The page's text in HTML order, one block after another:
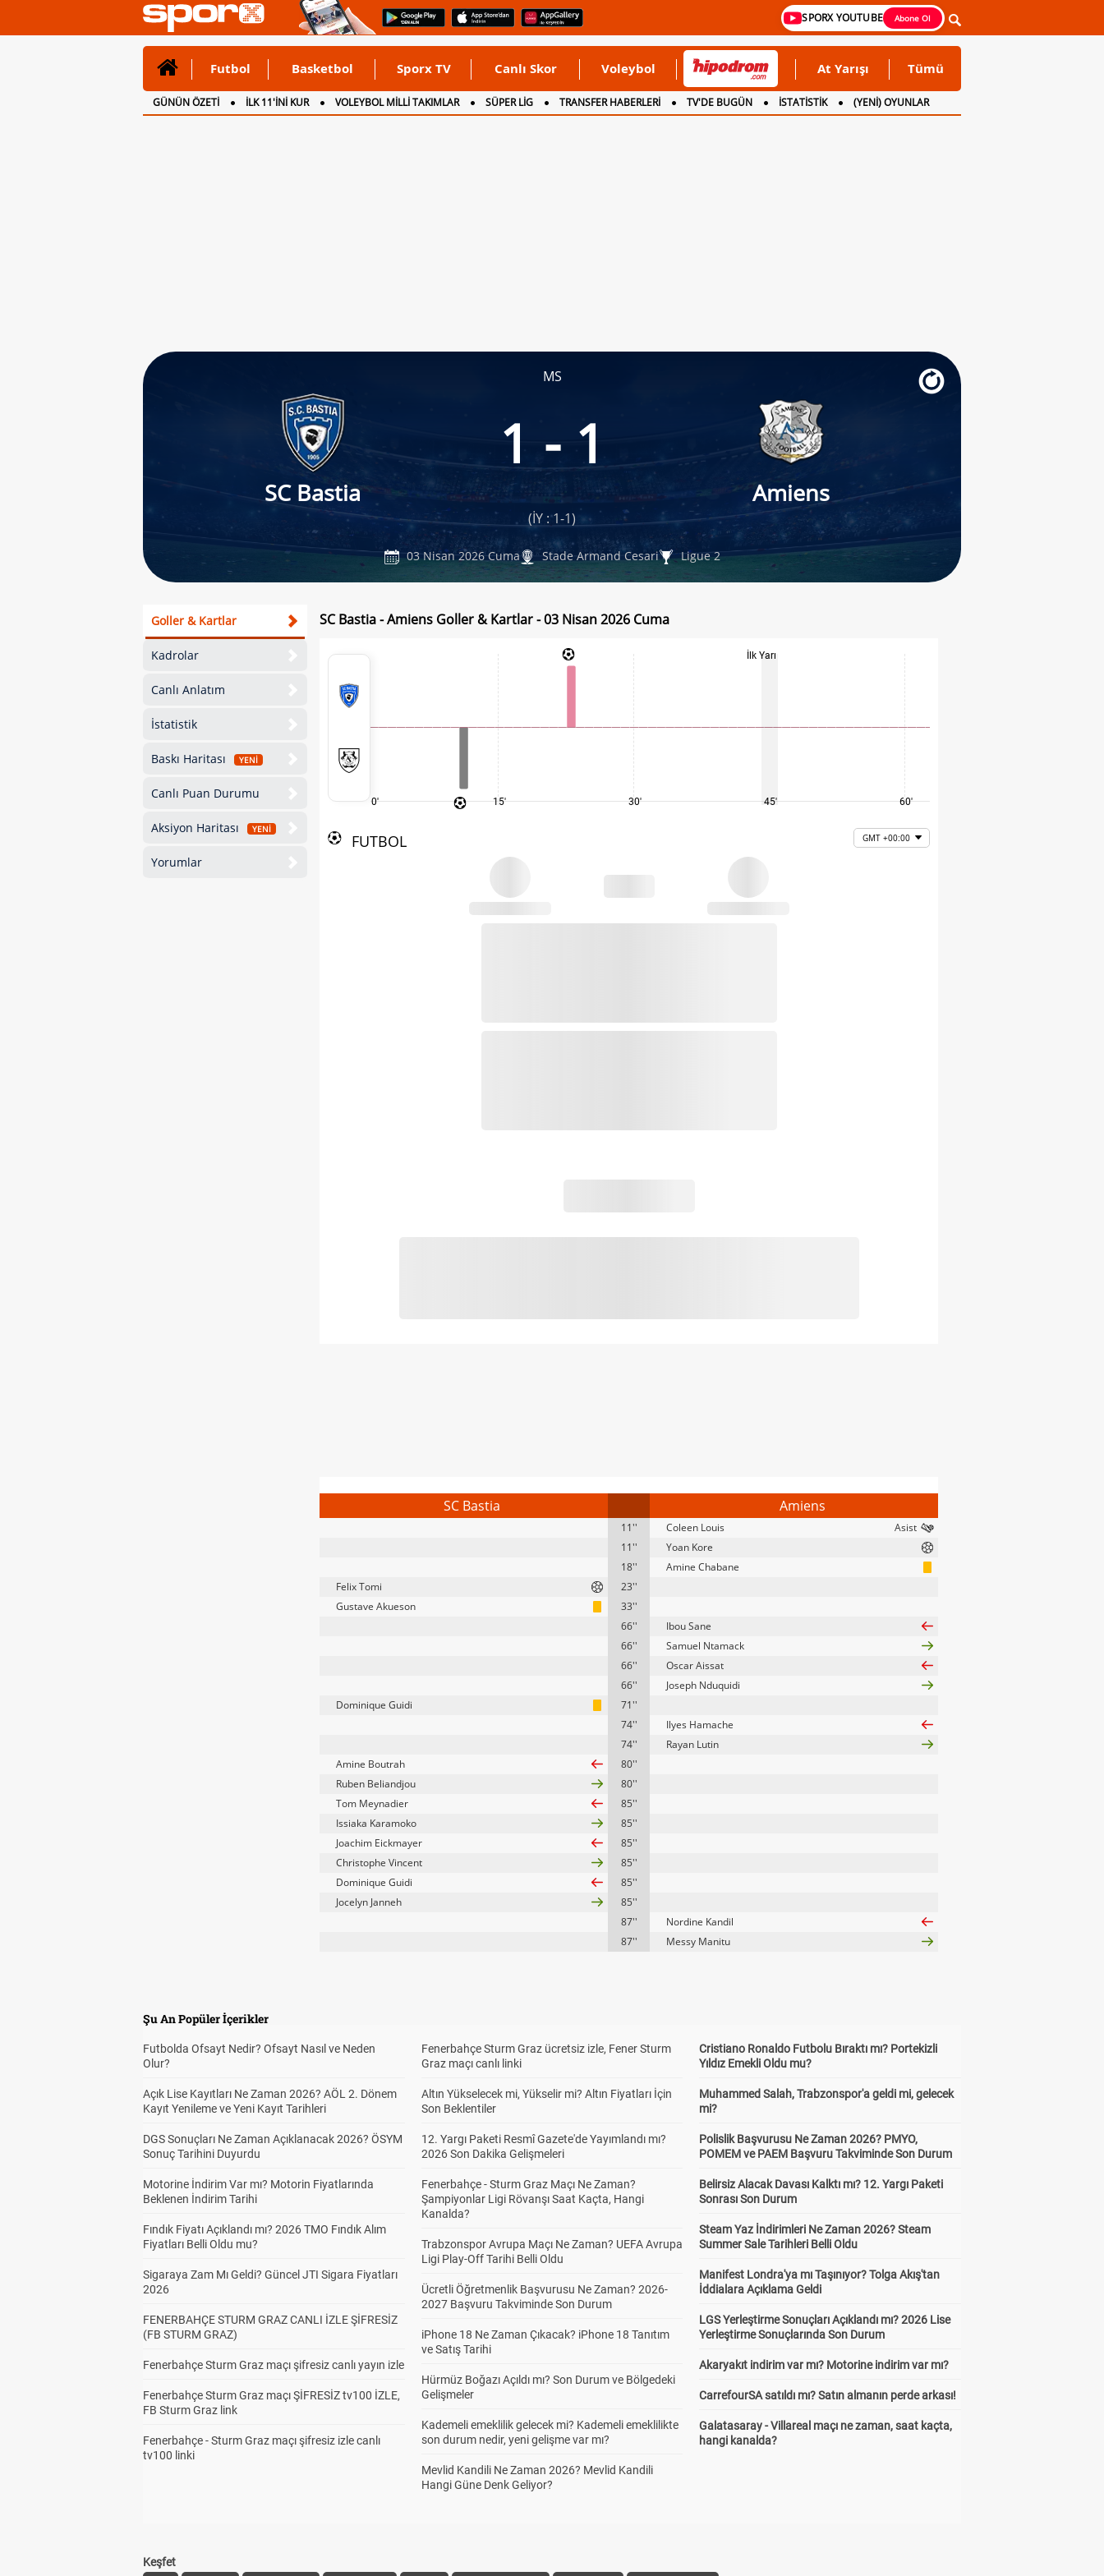
SPORX YOUTUBE Abone Ol
Futbol Basketbol Sporx TV Canlı Skor Voleybol At Yarışı Tümü
GÜNÜN ÖZETİ İLK 11'İNİ KUR VOLEYBOL MİLLİ TAKIMLAR SÜPER LİG TRANSFER HABERLERİ TV'DE BUGÜN İSTATİSTİK
(YENİ) OYUNLAR
CANLI ANLATIM
İNGİLTERE
MS
SC Bastia
1 - 1
Amiens
(İY : 1-1)
03 Nisan 2026 Cuma Stade Armand Cesari Ligue 2
Goller & Kartlar
Kadrolar
Canlı Anlatım
İstatistik
Baskı Haritası YENİ
Canlı Puan Durumu
Aksiyon Haritası YENİ
Yorumlar
SC Bastia - Amiens Goller & Kartlar - 03 Nisan 2026 Cuma
0' 15' 30'
İlk Yarı
45' 60'
FUTBOL GMT +00:00
SC Bastia Amiens
11''
Coleen Louis
11''
Yoan Kore
18''
Amine Chabane
Felix Tomi
23''
Gustave Akueson
33''
66''
Ibou Sane
66''
Samuel Ntamack
66''
Oscar Aissat
66''
Joseph Nduquidi
Dominique Guidi
71''
74''
Ilyes Hamache
74''
Rayan Lutin
Amine Boutrah
80''
Ruben Beliandjou
80''
Tom Meynadier
85''
Issiaka Karamoko
85''
Joachim Eickmayer
85''
Christophe Vincent
85''
Dominique Guidi
85''
Jocelyn Janneh
85''
87''
Nordine Kandil
87''
Messy Manitu
Şu An Popüler İçerikler
Futbolda Ofsayt Nedir? Ofsayt Nasıl ve Neden
Olur?
Açık Lise Kayıtları Ne Zaman 2026? AÖL 2. Dönem
Kayıt Yenileme ve Yeni Kayıt Tarihleri
DGS Sonuçları Ne Zaman Açıklanacak 2026? ÖSYM
Sonuç Tarihini Duyurdu
Motorine İndirim Var mı? Motorin Fiyatlarında
Beklenen İndirim Tarihi
Fındık Fiyatı Açıklandı mı? 2026 TMO Fındık Alım
Fiyatları Belli Oldu mu?
Sigaraya Zam Mı Geldi? Güncel JTI Sigara Fiyatları
2026
FENERBAHÇE STURM GRAZ CANLI İZLE ŞİFRESİZ
(FB STURM GRAZ)
Fenerbahçe Sturm Graz maçı şifresiz canlı yayın izle
Fenerbahçe Sturm Graz maçı ŞİFRESİZ tv100 İZLE,
FB Sturm Graz link
Fenerbahçe - Sturm Graz maçı şifresiz izle canlı
tv100 linki
Fenerbahçe Sturm Graz ücretsiz izle, Fener Sturm
Graz maçı canlı linki
Altın Yükselecek mi, Yükselir mi? Altın Fiyatları İçin
Son Beklentiler
12. Yargı Paketi Resmî Gazete'de Yayımlandı mı?
2026 Son Dakika Gelişmeleri
Fenerbahçe - Sturm Graz Maçı Ne Zaman?
Şampiyonlar Ligi Rövanşı Saat Kaçta, Hangi
Kanalda?
Trabzonspor Avrupa Maçı Ne Zaman? UEFA Avrupa
Ligi Play-Off Tarihi Belli Oldu
Ücretli Öğretmenlik Başvurusu Ne Zaman? 2026-
2027 Başvuru Takviminde Son Durum
iPhone 18 Ne Zaman Çıkacak? iPhone 18 Tanıtım
ve Satış Tarihi
Hürmüz Boğazı Açıldı mı? Son Durum ve Bölgedeki
Gelişmeler
Kademeli emeklilik gelecek mi? Kademeli emeklilikte
son durum nedir, yeni gelişme var mı?
Mevlid Kandili Ne Zaman 2026? Mevlid Kandili
Hangi Güne Denk Geliyor?
Cristiano Ronaldo Futbolu Bıraktı mı? Portekizli
Yıldız Emekli Oldu mu?
Muhammed Salah, Trabzonspor'a geldi mi, gelecek
mi?
Polislik Başvurusu Ne Zaman 2026? PMYO,
POMEM ve PAEM Başvuru Takviminde Son Durum
Belirsiz Alacak Davası Kalktı mı? 12. Yargı Paketi
Sonrası Son Durum
Steam Yaz İndirimleri Ne Zaman 2026? Steam
Summer Sale Tarihleri Belli Oldu
Manifest Londra'ya mı Taşınıyor? Tolga Akış'tan
İddialara Açıklama Geldi
LGS Yerleştirme Sonuçları Açıklandı mı? 2026 Lise
Yerleştirme Sonuçlarında Son Durum
Akaryakıt indirim var mı? Motorine indirim var mı?
CarrefourSA satıldı mı? Satın almanın perde arkası!
Galatasaray - Villareal maçı ne zaman, saat kaçta,
hangi kanalda?
Keşfet